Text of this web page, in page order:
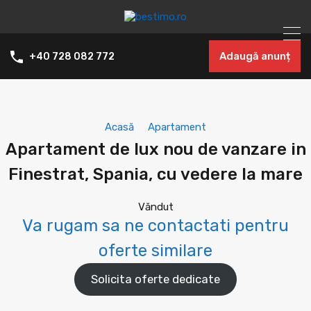
+40 728 082 772 Adaugă anunț
Acasă Apartament
Apartament de lux nou de vanzare in
Finestrat, Spania, cu vedere la mare
Văndut
Va rugam sa ne contactati pentru
oferte similare
Solicita oferte dedicate